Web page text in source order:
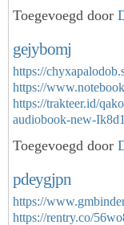
Toegevoegd door
gejybomj
https://
https://
https://trakteer.id/
audiobook-new-
Toegevoegd door
pdeygjpn
https://
https://rentry.co/